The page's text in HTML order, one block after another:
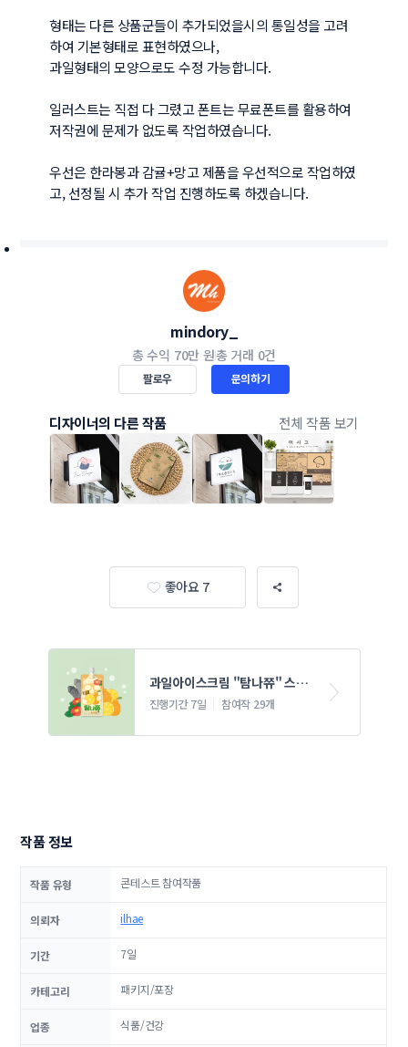
형태는 다른 상품군들이 추가되었을시의 통일성을 고려
하여 기본형태로 표현하였으나,
과일형태의 모양으로도 수정 가능합니다.
일러스트는 직접 다 그렸고 폰트는 무료폰트를 활용하여
저작권에 문제가 없도록 작업하였습니다.
우선은 한라봉과 감귤+망고 제품을 우선적으로 작업하였
고, 선정될 시 추가 작업 진행하도록 하겠습니다.
mindory_
총 수익 70만 원총 거래 0건
팔로우 문의하기
디자이너의 다른 작품 전체 작품 보기
좋아요 7
과일아이스크림 "탐나쮸" 스파
우트디자인 의뢰
진행기간 7일 참여작 29개
작품 정보
작품 유형 콘테스트 참여작품
의뢰자 ilhae
기간 7일
카테고리 패키지/포장
업종 식품/건강